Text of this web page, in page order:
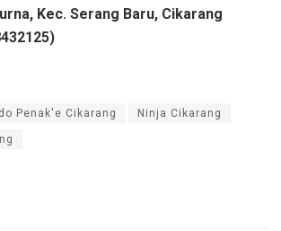
Kec. Serang Baru, Cikarang
Penak'e Cikarang Ninja Cikarang